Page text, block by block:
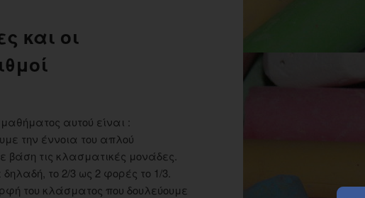
και οι
μαθήματος αυτού είναι :
την έννοια του απλού
βάση τις κλασματικές μονάδες.
το 2/3 ως 2 φορές το 1/3.
του κλάσματος που δουλεύουμε